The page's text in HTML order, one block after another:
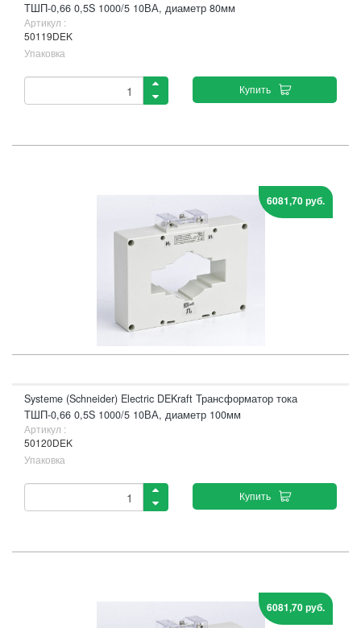
ТШП-0,66 0,5S 1000/5 10ВА, диаметр 80мм
Артикул :
50119DEK
Упаковка
Купить
6081,70 руб.
Systeme (Schneider) Electric DEKraft Трансформатор тока
ТШП-0,66 0,5S 1000/5 10ВА, диаметр 100мм
Артикул :
50120DEK
Упаковка
Купить
6081,70 руб.